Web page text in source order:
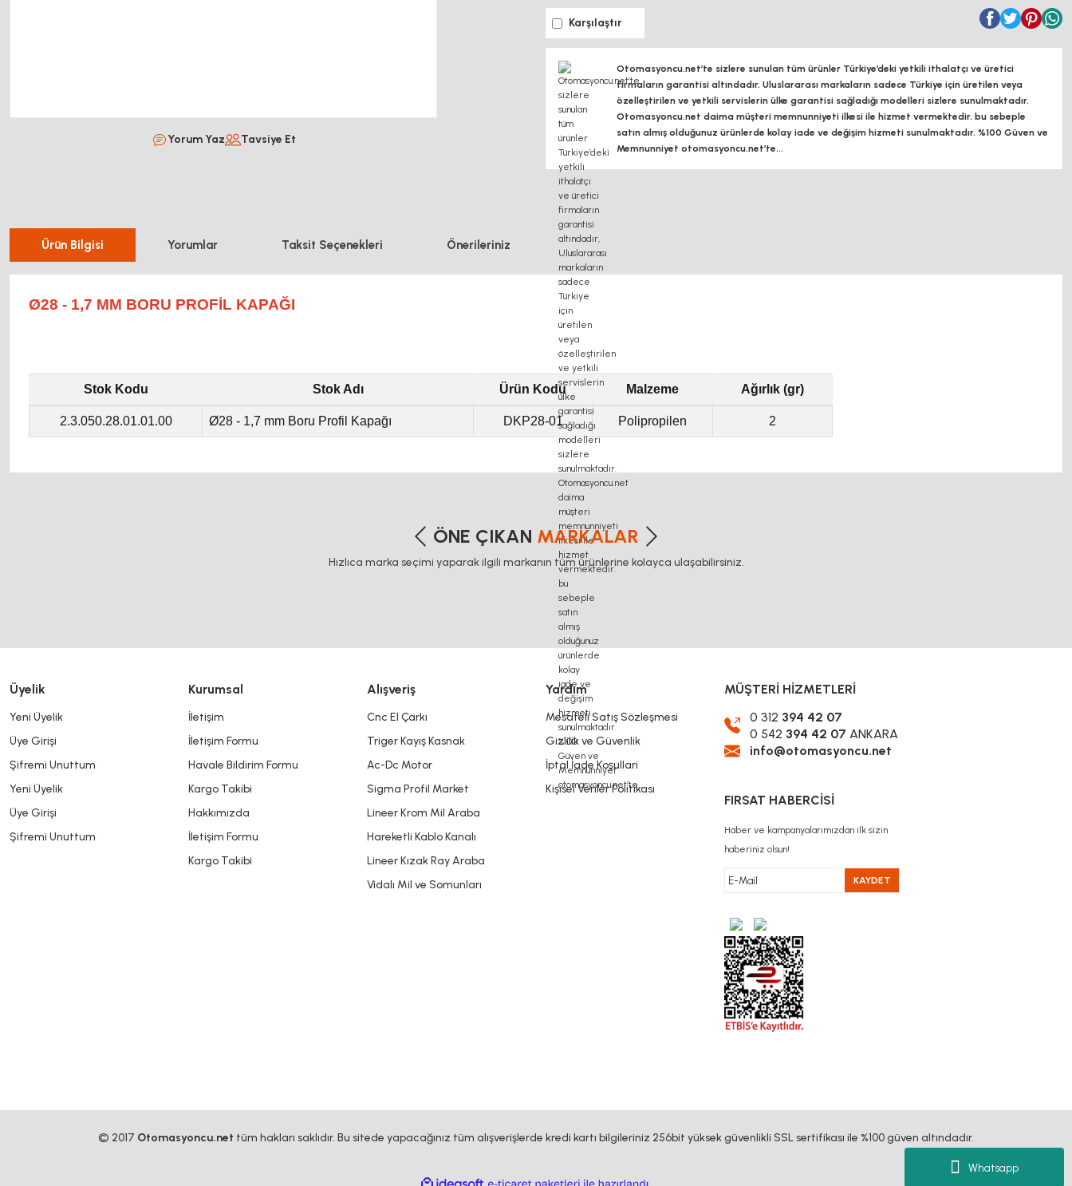
Whatsapp
Yorum Yaz Tavsiye Et
Karşılaştır
Otomasyoncu.net’te sizlere sunulan tüm ürünler Türkiye’deki yetkili ithalatçı ve üretici
firmaların garantisi altındadır, Uluslararası markaların sadece Türkiye için üretilen veya
özelleştirilen ve yetkili servislerin ülke garantisi sağladığı modelleri sizlere sunulmaktadır.
Otomasyoncu.net daima müşteri memnunniyeti ilkesi ile hizmet vermektedir. bu sebeple
satın almış olduğunuz ürünlerde kolay iade ve değişim hizmeti sunulmaktadır. %100 Güven ve
Memnunniyet otomasyoncu.net’te...
Ürün Bilgisi Yorumlar Taksit Seçenekleri Önerileriniz
Ø28 - 1,7 MM BORU PROFIL KAPAĞI
Stok Kodu Stok Adı Ürün Kodu Malzeme Ağırlık (gr)
2.3.050.28.01.01.00 Ø28 - 1,7 mm Boru Profil Kapağı DKP28-01 Polipropilen 2
Bu ürüne ilk yorumu siz yapın!
Yorum Yaz
Bu ürünün fiyat bilgisi, resim, ürün açıklamalarında ve diğer konularda yetersiz gördüğünüz noktaları öneri formunu kullanarak tarafımıza iletebilirsiniz.
ÖNE ÇIKAN MARKALAR
Hızlıca marka seçimi yaparak ilgili markanın tüm ürünlerine kolayca ulaşabilirsiniz.
Üyelik
Yeni Üyelik
Üye Girişi
Şifremi Unuttum
Yeni Üyelik
Üye Girişi
Şifremi Unuttum
Kurumsal
İletişim
İletişim Formu
Havale Bildirim Formu
Kargo Takibi
Hakkımızda
İletişim Formu
Kargo Takibi
Alışveriş
Cnc El Çarkı
Triger Kayış Kasnak
Ac-Dc Motor
Sigma Profil Market
Lineer Krom Mil Araba
Hareketli Kablo Kanalı
Lineer Kızak Ray Araba
Vidalı Mil ve Somunları
Yardım
Mesafeli Satış Sözleşmesi
Gizlilik ve Güvenlik
İptal İade Koşullari
Kişisel Veriler Politikası
MÜŞTERİ HİZMETLERİ
0 312 394 42 07
0 542 394 42 07 ANKARA
info@otomasyoncu.net
FIRSAT HABERCİSİ
Haber ve kampanyalarımızdan ilk sizin
haberiniz olsun!
KAYDET
© 2017 Otomasyoncu.net tüm hakları saklıdır. Bu sitede yapacağınız tüm alışverişlerde kredi kartı bilgileriniz 256bit yüksek güvenlikli SSL sertifikası ile %100 güven altındadır.